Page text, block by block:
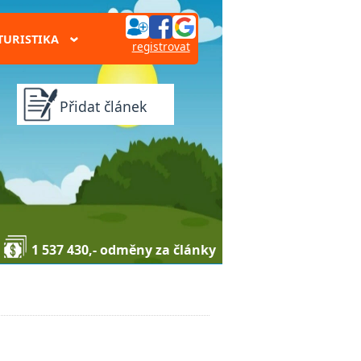
› registrovat
Přidat článek
1 537 430,- odměny za články